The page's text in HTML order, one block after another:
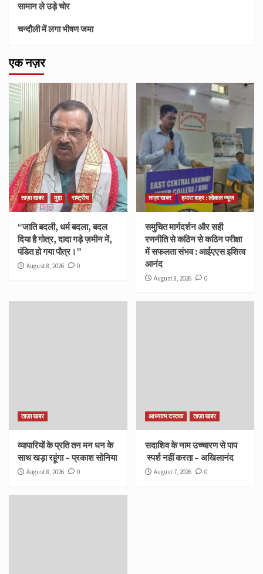
सामान ले उड़े चोर
चन्दौली में लगा भीषण जमा
एक नज़र
ताज़ा खबर मुद्दा राष्ट्रीय
“जाति बदली, धर्म बदला, बदल
दिया है गोत्र, दादा गड़े ज़मीन में,
पंडित हो गया पौत्र।”
August 8, 2026 0
ताज़ा खबर हमारा शहर : लोकल न्यूज
समुचित मार्गदर्शन और सही
रणनीति से कठिन से कठिन परीक्षा
में सफलता संभव : आईएएस इशित्व
आनंद
August 8, 2026 0
ताज़ा खबर
व्यापारियों के प्रति तन मन धन के
साथ खड़ा रहूंगा – प्रकाश सोनिया
August 8, 2026 0
आध्यात्म दस्तक ताज़ा खबर
सदाशिव के नाम उच्चारण से पाप
स्पर्श नहीं करता – अखिलानंद
August 7, 2026 0